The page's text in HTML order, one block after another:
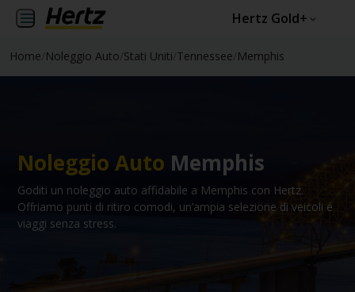
Hertz Gold+
Home Noleggio Auto Stati Uniti Tennessee Memphis
Noleggio Auto Memphis
Goditi un noleggio auto affidabile a Memphis con Hertz.
Offriamo punti di ritiro comodi, un’ampia selezione di veicoli e
viaggi senza stress.